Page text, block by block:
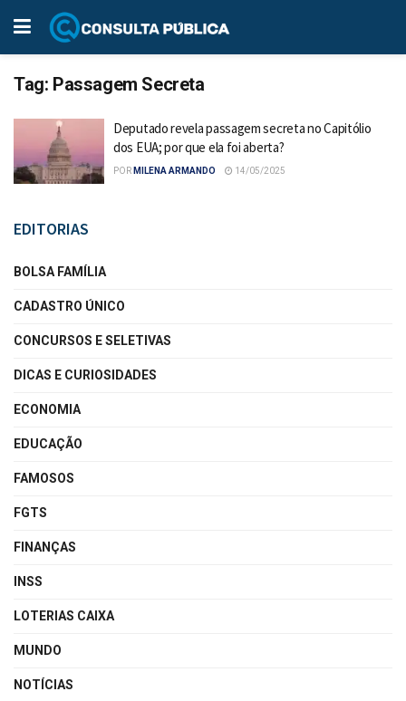
Tag: Passagem Secreta
Deputado revela passagem secreta no Capitólio
dos EUA; por que ela foi aberta?
POR MILENA ARMANDO 14/05/2025
EDITORIAS
BOLSA FAMÍLIA
CADASTRO ÚNICO
CONCURSOS E SELETIVAS
DICAS E CURIOSIDADES
ECONOMIA
EDUCAÇÃO
FAMOSOS
FGTS
FINANÇAS
INSS
LOTERIAS CAIXA
MUNDO
NOTÍCIAS